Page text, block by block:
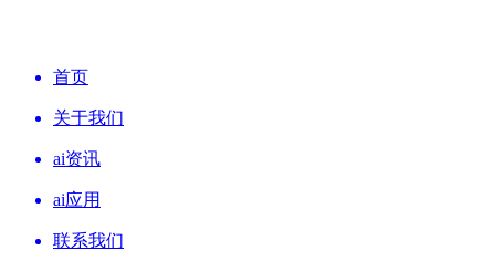
首页
关于我们
ai资讯
ai应用
联系我们